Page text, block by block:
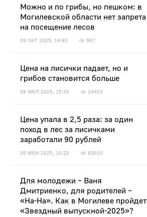
Можно и по грибы, но пешком: в
Могилевской области нет запрета
на посещение лесов
09 ОКТ 2025, 14:40 987
Цена на лисички падает, но и
грибов становится больше
08 ИЮЛ 2025, 15:30 24403
Цена упала в 2,5 раза: за один
поход в лес за лисичками
заработали 90 рублей
30 ИЮН 2025, 16:20 83010
Для молодежи – Ваня
Дмитриенко, для родителей –
«На-На». Как в Могилеве пройдет
«Звездный выпускной-2025»?